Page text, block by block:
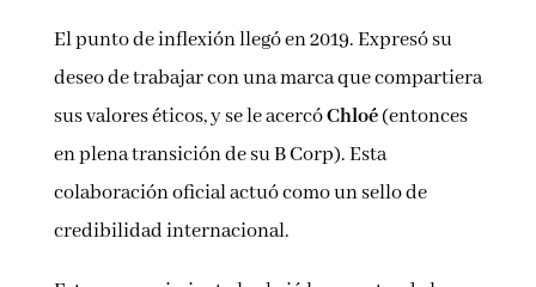
El punto de inflexión llegó en 2019. Expresó su
deseo de trabajar con una marca que compartiera
sus valores éticos, y se le acercóChloé(entonces
en plena transición de su B Corp). Esta
colaboración oficial actuó como un sello de
credibilidad internacional.